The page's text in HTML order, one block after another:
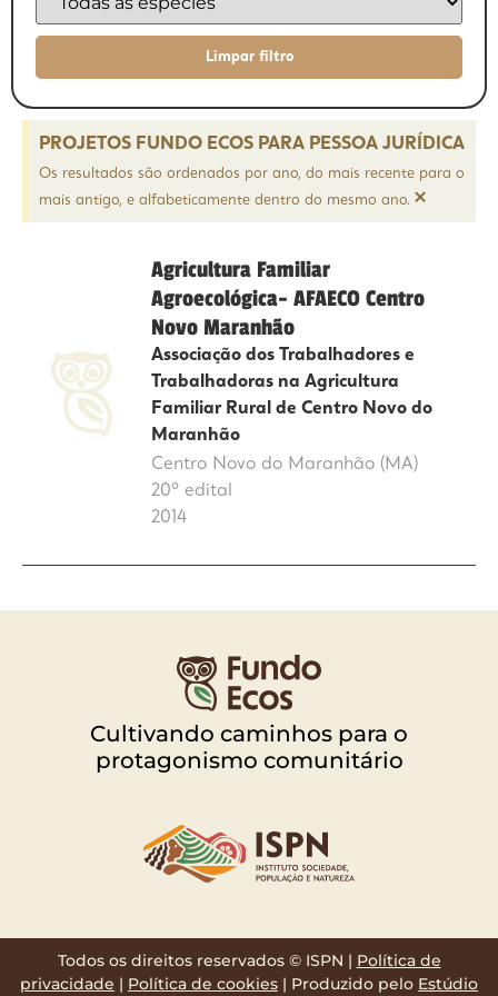
PROJETOS FUNDO ECOS PARA PESSOA JURÍDICA
Os resultados são ordenados por ano, do mais recente para o
mais antigo, e alfabeticamente dentro do mesmo ano. ×
Agricultura Familiar
Agroecológica- AFAECO Centro
Novo Maranhão
Associação dos Trabalhadores e
Trabalhadoras na Agricultura
Familiar Rural de Centro Novo do
Maranhão
Centro Novo do Maranhão (MA)
20º edital
2014
Cultivando caminhos para o
protagonismo comunitário
Todos os direitos reservados © ISPN | Política de
privacidade | Política de cookies | Produzido pelo Estúdio